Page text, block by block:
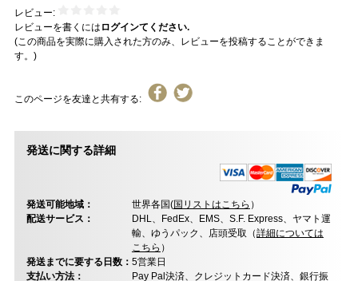
レビュー:
レビューを書くには ログインてください.
(この商品を実際に購入された方のみ、レビューを投稿することができま
す。)
このページを友達と共有する:
発送に関する詳細
発送可能地域： 世界各国(国リストはこちら ）
配送サービス：
DHL、FedEx、EMS、S.F. Express、ヤマト運
輸、ゆうパック、店頭受取（詳細については
こちら ）
発送までに要する日数： 5営業日
支払い方法：
Pay Pal決済、クレジットカード決済、銀行振